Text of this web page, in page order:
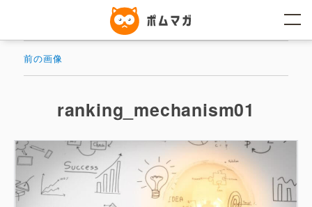
ン
前の画像
ranking_mechanism01